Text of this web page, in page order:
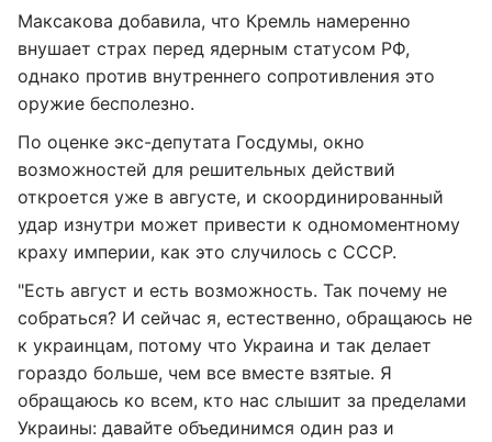
Максакова добавила, что Кремль намеренно
внушает страх перед ядерным статусом РФ,
однако против внутреннего сопротивления это
оружие бесполезно.
По оценке экс-депутата Госдумы, окно
возможностей для решительных действий
откроется уже в августе, и скоординированный
удар изнутри может привести к одномоментному
краху империи, как это случилось с СССР.
"Есть август и есть возможность. Так почему не
собраться? И сейчас я, естественно, обращаюсь не
к украинцам, потому что Украина и так делает
гораздо больше, чем все вместе взятые. Я
обращаюсь ко всем, кто нас слышит за пределами
Украины: давайте объединимся один раз и